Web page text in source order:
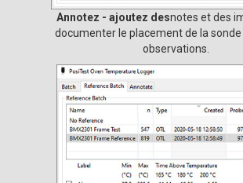
Annotez - ajoutez desnotes et des
documenter le placement de la
observations.